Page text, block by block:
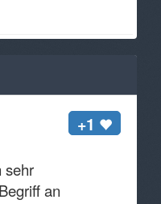
+1
sehr
an